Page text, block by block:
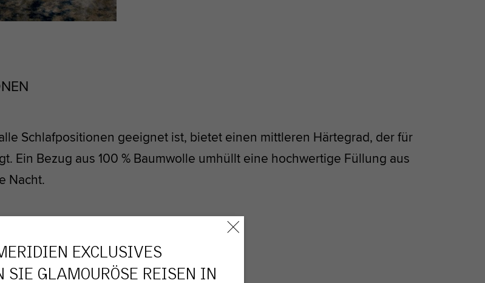
Schlafpositionen geeignet ist, bietet einen mittleren Härtegrad, der für
Ein Bezug aus 100 % Baumwolle umhüllt eine hochwertige Füllung aus
Nacht.
WERDEN
EXCLUSIVES
SIE GLAMOURÖSE REISEN IN